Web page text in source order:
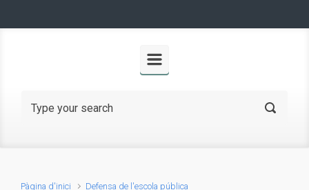
Pàgina d'inici
Defensa de l'escola pública